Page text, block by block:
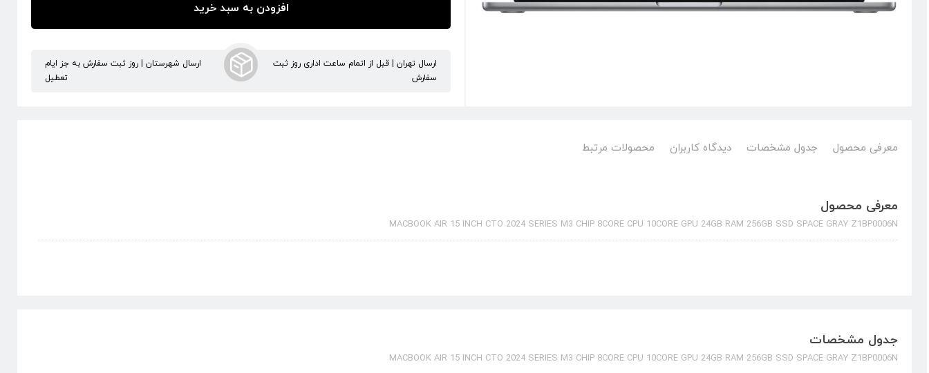
افزودن به سبد خرید
ارسال تهران | قبل از اتمام ساعت اداری روز ثبت
سفارش
ارسال شهرستان | روز ثبت سفارش به جز ایام
تعطیل
معرفی محصول جدول مشخصات دیدگاه کاربران محصولات مرتبط
معرفی محصول
MACBOOK AIR 15 INCH CTO 2024 SERIES M3 CHIP 8CORE CPU 10CORE GPU 24GB RAM 256GB SSD SPACE GRAY Z1BP0006N
جدول مشخصات
MACBOOK AIR 15 INCH CTO 2024 SERIES M3 CHIP 8CORE CPU 10CORE GPU 24GB RAM 256GB SSD SPACE GRAY Z1BP0006N